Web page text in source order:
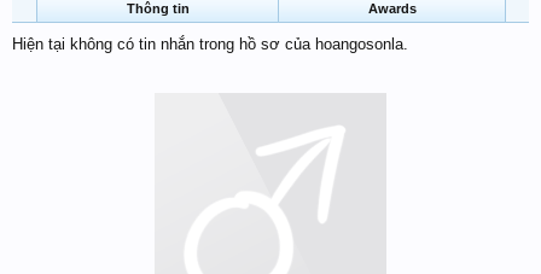
Thông tin
Awards
Hiện tại không có tin nhắn trong hồ sơ của hoangosonla.